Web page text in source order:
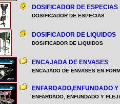
DOSIFICADOR DE ESPECIAS
DOSIFICADOR DE ESPECIAS
DOSIFICADOR DE LIQUIDOS
DOSIFICADOR DE LIQUIDOS
ENCAJADA DE ENVASES
ENCAJADO DE ENVASES EN
ENFARDADO,ENFUNDADO
ENFARDADO, ENFUNDADO Y